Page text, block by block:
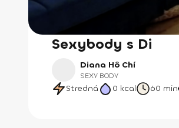
Sexybody s Di
Diana Hô Chí
SEXY BODY
Stredná 0 kcal 60 min